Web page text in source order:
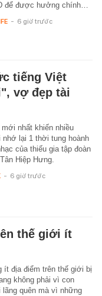
để được hưởng chính…
- 6 giờ trước
tiếng Việt
vợ đẹp tài
mới nhất khiến nhiều
nhớ lại 1 thời tung hoành
của thiếu gia tập đoàn
Hiệp Hưng.
- 6 giờ trước
thế giới ít
ít địa điểm trên thế giới bị
không phải vì con
lãng quên mà vì những